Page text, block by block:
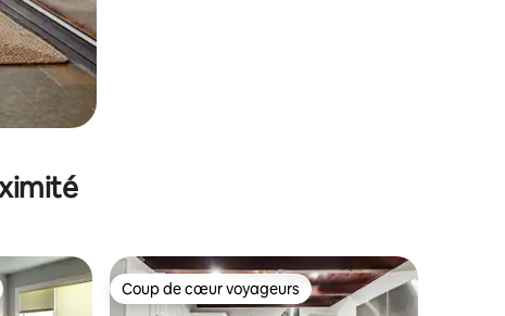
plus appréciés Coup de cœur voyageurs
Coup de cœur voyageurs